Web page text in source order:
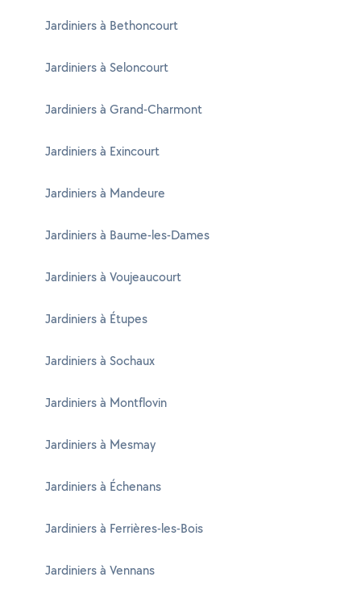
Jardiniers à Bethoncourt
Jardiniers à Seloncourt
Jardiniers à Grand-Charmont
Jardiniers à Exincourt
Jardiniers à Mandeure
Jardiniers à Baume-les-Dames
Jardiniers à Voujeaucourt
Jardiniers à Étupes
Jardiniers à Sochaux
Jardiniers à Montflovin
Jardiniers à Mesmay
Jardiniers à Échenans
Jardiniers à Ferrières-les-Bois
Jardiniers à Vennans